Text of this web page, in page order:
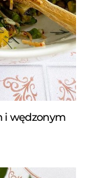
i wędzonym